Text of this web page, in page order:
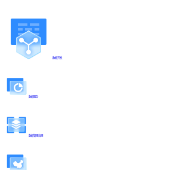
数据开发
数据服务
数据管理治理